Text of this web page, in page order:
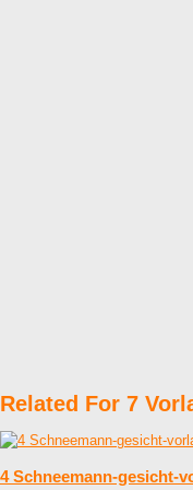
Related For 7
4 Schneemann-gesicht-